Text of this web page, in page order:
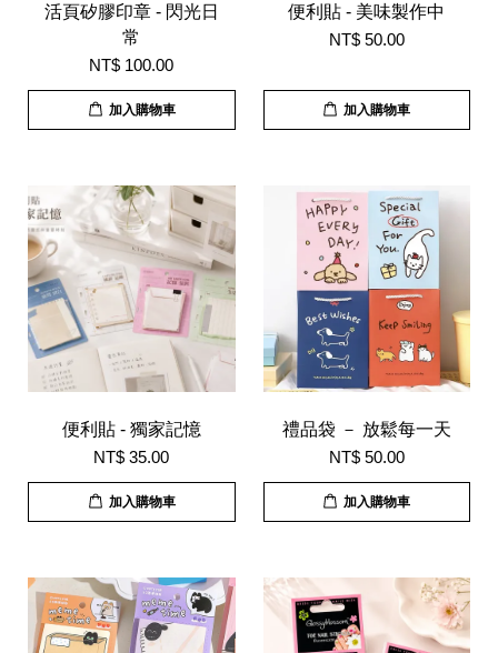
活頁矽膠印章 - 閃光日
常
NT$ 100.00
加入購物車
便利貼 - 美味製作中
NT$ 50.00
加入購物車
便利貼 - 獨家記憶
NT$ 35.00
加入購物車
禮品袋 － 放鬆每一天
NT$ 50.00
加入購物車